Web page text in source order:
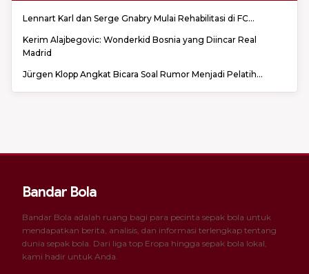
Lennart Karl dan Serge Gnabry Mulai Rehabilitasi di FC...
Kerim Alajbegovic: Wonderkid Bosnia yang Diincar Real
Madrid
Jürgen Klopp Angkat Bicara Soal Rumor Menjadi Pelatih...
Bandar Bola
Bandar Bola adalah ruang bagi para pecinta sepak bola untuk
mendapatkan berita, analisis, dan informasi terlengkap tentang
dunia sepak bola. Dari liga top Eropa hingga sepak bola lokal,
kami hadir untuk Anda.